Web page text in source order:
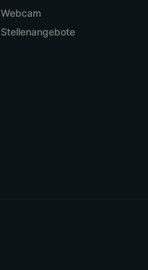
Webcam
Stellenangebote